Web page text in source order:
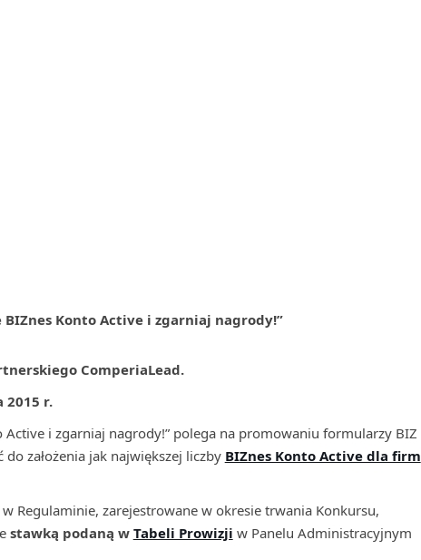
BIZnes Konto Active i zgarniaj nagrody!”
ComperiaLead.
2015 r.
Active i zgarniaj nagrody!” polega na promowaniu formularzy BIZ
założenia jak największej liczby BIZnes Konto Active dla firm
Regulaminie, zarejestrowane w okresie trwania Konkursu,
stawką podaną w Tabeli Prowizji w Panelu Administracyjnym